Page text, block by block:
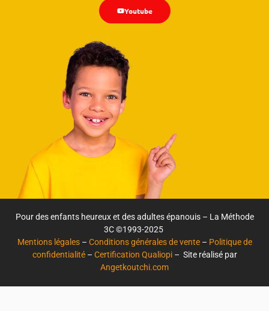
Youtube
Pour des enfants heureux et des adultes épanouis – La Méthode
3C ©1993-2025
Mentions légales– Conditions générales de vente– Politique de
confidentialité– Certification Qualiopi– Site réalisé par
Angetkoutchi.com